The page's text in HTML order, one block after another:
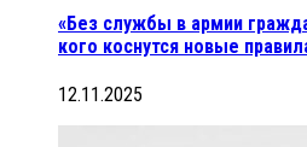
«Без службы в армии
кого коснутся новые
12.11.2025